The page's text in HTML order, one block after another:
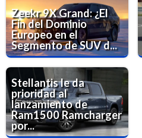
Zeekr 9X Grand: ¿El
Fin del Dominio
Europeo en el
Segmento de SUV d...
Stellantis le da
prioridad al
lanzamiento de
Ram1500 Ramcharger
por...